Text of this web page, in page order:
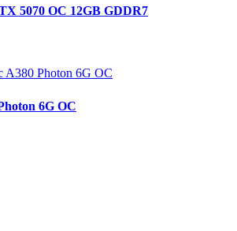
5070 OC 12GB GDDR7
6G OC